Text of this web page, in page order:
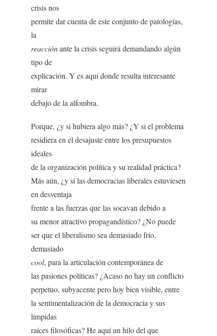
crisis nos
permite dar cuenta de este conjunto de patologías,
la
reacciónante la crisis seguirá demandando algún
tipo de
explicación. Y es aquí donde resulta interesante
mirar
debajo de la alfombra.
Porque, ¿y si hubiera algo más? ¿Y si el problema
residiera en el desajuste entre los presupuestos
ideales
de la organización política y su realidad práctica?
Más aún, ¿y si las democracias liberales estuviesen
en desventaja
frente a las fuerzas que las socavan debido a
su menor atractivo propagandístico? ¿No puede
ser que el liberalismo sea demasiado frío,
demasiado
cool, para la articulación contemporánea de
las pasiones políticas? ¿Acaso no hay un conflicto
perpetuo, subyacente pero hoy bien visible, entre
la sentimentalización de la democracia y sus
límpidas
raíces filosóficas? He aquí un hilo del que